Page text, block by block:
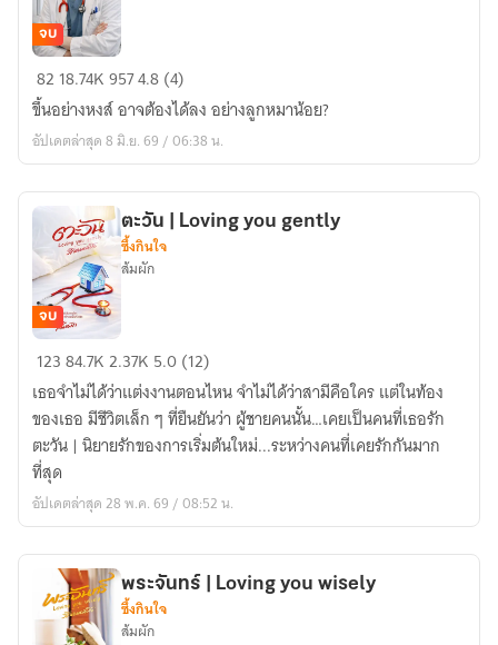
เมื่อ
รัก(ไม่)นำทาง
จบ
82 18.74K9574.8 (4)
ขึ้นอย่างหงส์ อาจต้องได้ลง อย่างลูกหมาน้อย?
อัปเดตล่าสุด 8 มิ.ย. 69 / 06:38 น.
ตะวัน
Loving
you
gently
จบ
ตะวัน | Loving you gently
ซึ้งกินใจ
ส้มผัก
12384.7K2.37K 5.0 (12)
เธอจำไม่ได้ว่าแต่งงานตอนไหน จำไม่ได้ว่าสามีคือใคร แต่ในท้อง
ของเธอ มีชีวิตเล็ก ๆ ที่ยืนยันว่า ผู้ชายคนนั้น…เคยเป็นคนที่เธอรัก
ตะวัน | นิยายรักของการเริ่มต้นใหม่...ระหว่างคนที่เคยรักกันมาก
ที่สุด
อัปเดตล่าสุด 28 พ.ค. 69 / 08:52 น.
พระจันทร์ | Loving you wisely
ซึ้งกินใจ
ส้มผัก